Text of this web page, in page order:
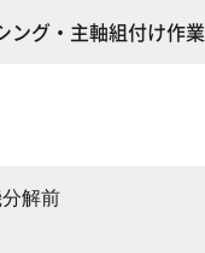
ング・主軸組付け作業